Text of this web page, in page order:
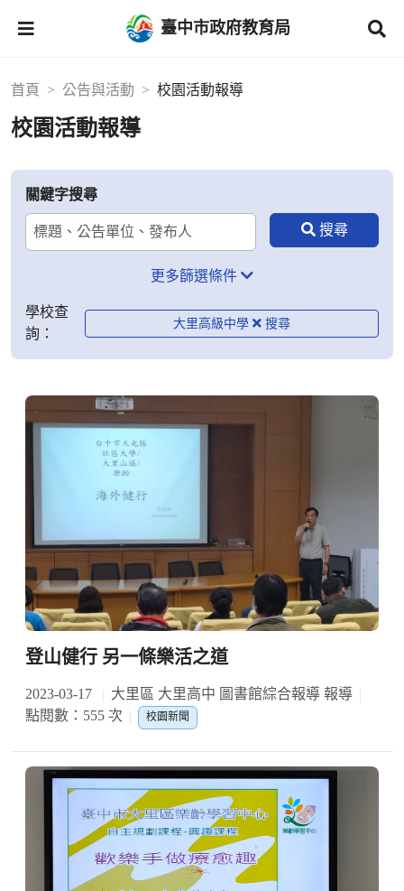
臺中市政府教育局
首頁 公告與活動 校園活動報導
校園活動報導
關鍵字搜尋
更多篩選條件
學校查
詢：
大里高級中學
登山健行 另一條樂活之道
2023-03-17
大里區 大里高中 圖書館綜合報導 報導
點閱數：555 次
校園新聞